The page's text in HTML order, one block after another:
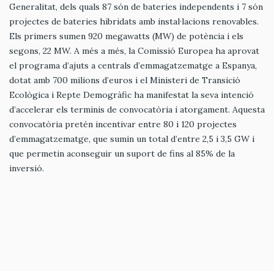
Generalitat, dels quals 87 són de bateries independents i 7 són
projectes de bateries hibridats amb instal·lacions renovables.
Els primers sumen 920 megawatts (MW) de potència i els
segons, 22 MW. A més a més, la Comissió Europea ha aprovat
el programa d’ajuts a centrals d’emmagatzematge a Espanya,
dotat amb 700 milions d’euros i el Ministeri de Transició
Ecològica i Repte Demogràfic ha manifestat la seva intenció
d’accelerar els terminis de convocatòria i atorgament. Aquesta
convocatòria pretén incentivar entre 80 i 120 projectes
d’emmagatzematge, que sumin un total d’entre 2,5 i 3,5 GW i
que permetin aconseguir un suport de fins al 85% de la
inversió.